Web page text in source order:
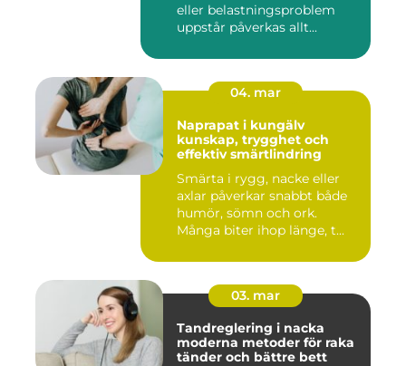
eller belastningsproblem
uppstår påverkas allt...
04. mar
Naprapat i kungälv
kunskap, trygghet och
effektiv smärtlindring
Smärta i rygg, nacke eller
axlar påverkar snabbt både
humör, sömn och ork.
Många biter ihop länge, t...
03. mar
Tandreglering i nacka
moderna metoder för raka
tänder och bättre bett